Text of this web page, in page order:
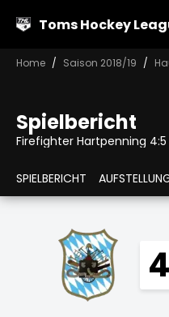
Toms Hockey
Home Saison 2018/19
Spielbericht
Firefighter Hartpenning 4:5
SPIELBERICHT